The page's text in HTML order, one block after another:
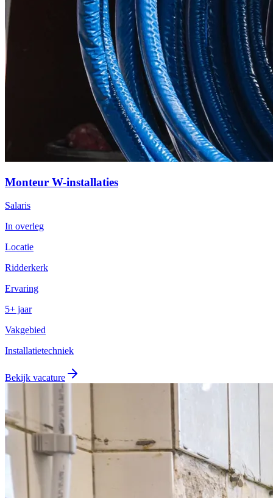
Monteur W-installaties
Salaris
In overleg
Locatie
Ridderkerk
Ervaring
5+ jaar
Vakgebied
Installatietechniek
Bekijk vacature